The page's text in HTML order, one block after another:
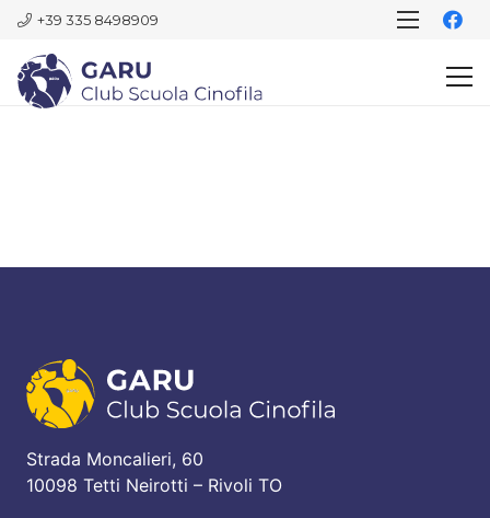
+39 335 8498909
Strada Moncalieri, 60
10098 Tetti Neirotti – Rivoli TO